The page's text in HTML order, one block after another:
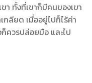
า ทั้งที่เขาก็มีคนของเขา
กลียด เมื่ออยู่ไปก็ไร้ค่า
ก็ควรปล่อยมือ และไป
สายเกินไป เขาทำเช่น